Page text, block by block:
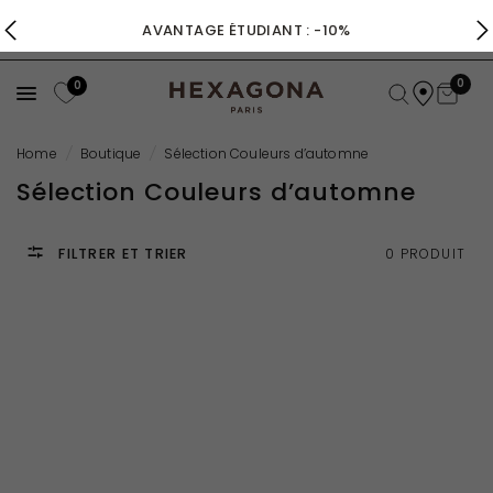
AVANTAGE ÉTUDIANT : -10%
0 0
Home Boutique Sélection Couleurs d’automne
Sélection Couleurs d’automne
FILTRER ET TRIER 0 PRODUIT